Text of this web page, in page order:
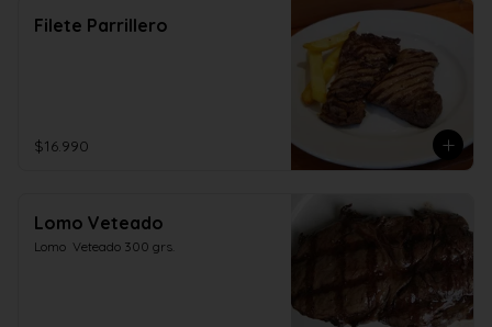
Filete Parrillero
$16.990
Lomo Veteado
Lomo  Veteado 300 grs.